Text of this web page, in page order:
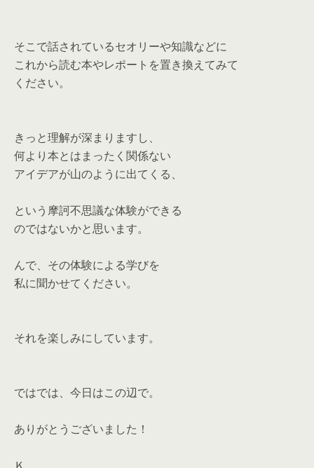
そこで話されているセオリーや知識などに
これから読む本やレポートを置き換えてみて
ください。
きっと理解が深まりますし、
何より本とはまったく関係ない
アイデアが山のように出てくる、
という摩訶不思議な体験ができる
のではないかと思います。
んで、その体験による学びを
私に聞かせてください。
それを楽しみにしています。
ではでは、今日はこの辺で。
ありがとうございました！